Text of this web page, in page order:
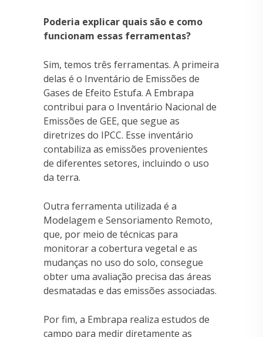
Poderia explicar quais são e como
funcionam essas ferramentas?
Sim, temos três ferramentas. A primeira
delas é o Inventário de Emissões de
Gases de Efeito Estufa. A Embrapa
contribui para o Inventário Nacional de
Emissões de GEE, que segue as
diretrizes do IPCC. Esse inventário
contabiliza as emissões provenientes
de diferentes setores, incluindo o uso
da terra.
Outra ferramenta utilizada é a
Modelagem e Sensoriamento Remoto,
que, por meio de técnicas para
monitorar a cobertura vegetal e as
mudanças no uso do solo, consegue
obter uma avaliação precisa das áreas
desmatadas e das emissões associadas.
Por fim, a Embrapa realiza estudos de
campo para medir diretamente as